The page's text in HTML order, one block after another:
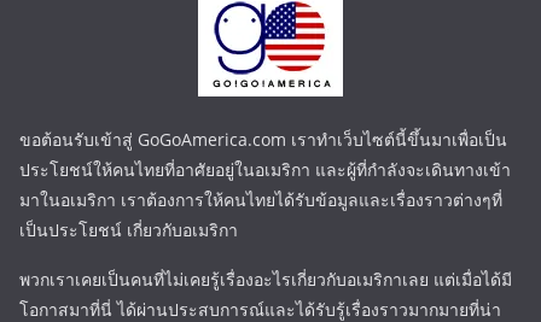
ขอต้อนรับเข้าสู่ GoGoAmerica.com เราทำเว็บไซต์นี้ขึ้นมาเพื่อเป็น
ประโยชน์ให้คนไทยที่อาศัยอยู่ในอเมริกา และผู้ที่กำลังจะเดินทางเข้า
มาในอเมริกา เราต้องการให้คนไทยได้รับข้อมูลและเรื่องราวต่างๆที่
เป็นประโยชน์ เกี่ยวกับอเมริกา
พวกเราเคยเป็นคนที่ไม่เคยรู้เรื่องอะไรเกี่ยวกับอเมริกาเลย แต่เมื่อได้มี
โอกาสมาที่นี่ ได้ผ่านประสบการณ์และได้รับรู้เรื่องราวมากมายที่น่า